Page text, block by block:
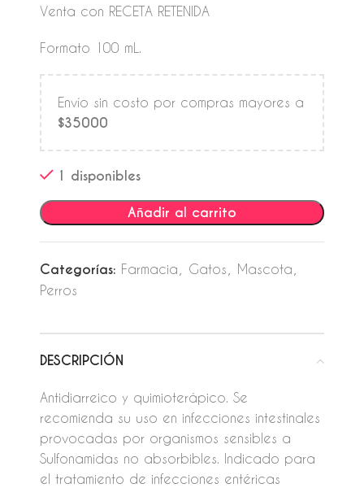
Venta con RECETA RETENIDA
Formato 100 mL.
Envío sin costo por compras mayores a
$35000
1 disponibles
Añadir al carrito
Categorías: Farmacia Gatos Mascota
Perros
DESCRIPCIÓN
Antidiarreico y quimioterápico. Se
recomienda su uso en infecciones intestinales
provocadas por organismos sensibles a
Sulfonamidas no absorbibles. Indicado para
el tratamiento de infecciones entéricas